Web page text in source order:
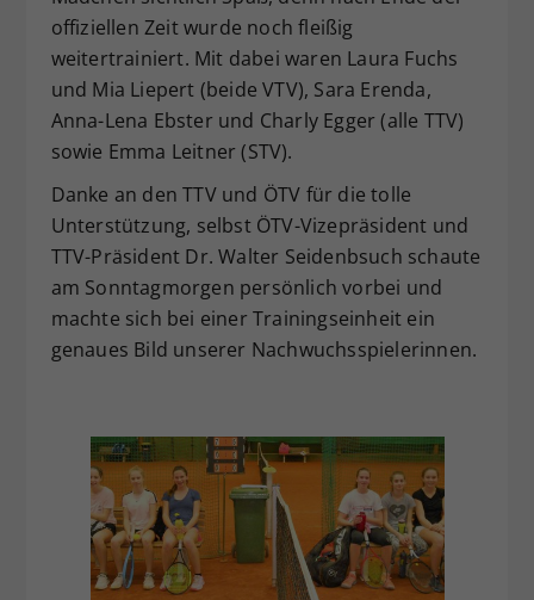
offiziellen Zeit wurde noch fleißig
weitertrainiert. Mit dabei waren Laura Fuchs
und Mia Liepert (beide VTV), Sara Erenda,
Anna-Lena Ebster und Charly Egger (alle TTV)
sowie Emma Leitner (STV).
Danke an den TTV und ÖTV für die tolle
Unterstützung, selbst ÖTV-Vizepräsident und
TTV-Präsident Dr. Walter Seidenbsuch schaute
am Sonntagmorgen persönlich vorbei und
machte sich bei einer Trainingseinheit ein
genaues Bild unserer Nachwuchsspielerinnen.